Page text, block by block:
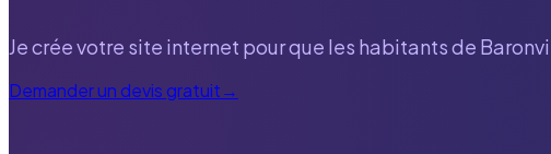
Je crée votre site internet pour que les habitants de
Demander un devis gratuit→